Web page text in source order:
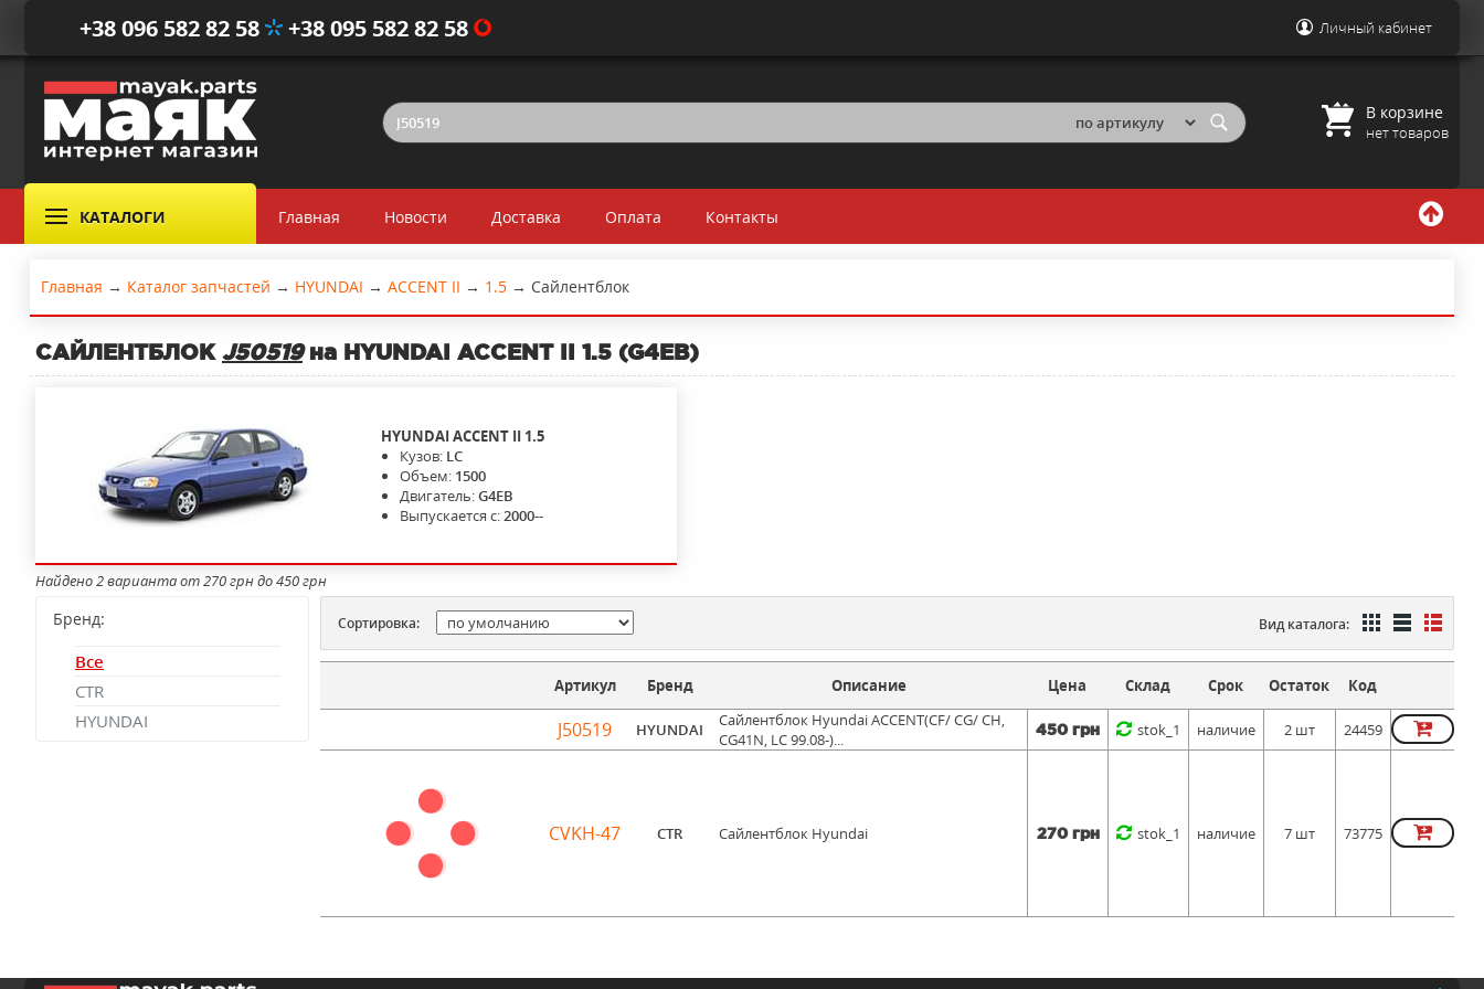
+38 096 582 82 58 +38 095 582 82 58 Личный кабинет
В корзине
нет товаров
КАТАЛОГИ Главная Новости Доставка Оплата Контакты
Главная → Каталог запчастей → HYUNDAI → ACCENT II → 1.5 → Сайлентблок
САЙЛЕНТБЛОК J50519на HYUNDAI ACCENT II 1.5 (G4EB)
HYUNDAIACCENT II 1.5
Кузов: LC
Объем: 1500
Двигатель:G4EB
Выпускается с: 2000--
Найдено 2 варианта от 270 грн до 450 грн
Бренд:
Все
CTR
HYUNDAI
Сортировка: Вид каталога:
Артикул Бренд Описание Цена Склад Срок Остаток Код
J50519 HYUNDAI
Сайлентблок Hyundai ACCENT(CF/ CG/ CH,
CG41N, LC 99.08-)...
450 грн stok_1 наличие 2 шт 24459
CVKH-47 CTR Сайлентблок Hyundai 270 грн stok_1 наличие 7 шт 73775